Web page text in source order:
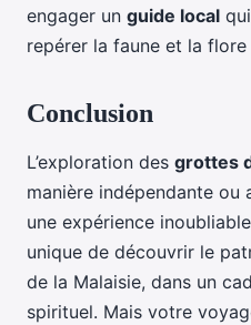
engager un guide local
repérer la faune et la flore
Conclusion
L’exploration des grottes
manière indépendante ou
une expérience
unique de découvrir le
de la Malaisie, dans un
spirituel. Mais votre